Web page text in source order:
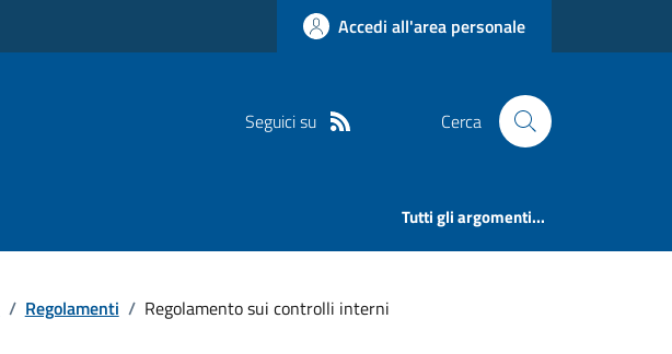
Accedi all'area personale
Seguici su Cerca
Tutti gli argomenti...
/ Regolamenti / Regolamento sui controlli interni